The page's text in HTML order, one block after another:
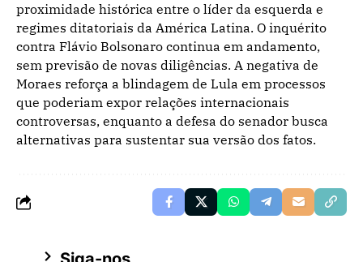
proximidade histórica entre o líder da esquerda e
regimes ditatoriais da América Latina. O inquérito
contra Flávio Bolsonaro continua em andamento,
sem previsão de novas diligências. A negativa de
Moraes reforça a blindagem de Lula em processos
que poderiam expor relações internacionais
controversas, enquanto a defesa do senador busca
alternativas para sustentar sua versão dos fatos.